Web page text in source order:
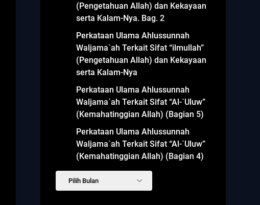
(Pengetahuan Allah) dan Kekayaan
serta Kalam-Nya. Bag. 2
Perkataan Ulama Ahlussunnah
Waljama`ah Terkait Sifat “ilmullah”
(Pengetahuan Allah) dan Kekayaan
serta Kalam-Nya
Perkataan Ulama Ahlussunnah
Waljama`ah Terkait Sifat “Al-`Uluw”
(Kemahatinggian Allah) (Bagian 5)
Perkataan Ulama Ahlussunnah
Waljama`ah Terkait Sifat “Al-`Uluw”
(Kemahatinggian Allah) (Bagian 4)
Arsip